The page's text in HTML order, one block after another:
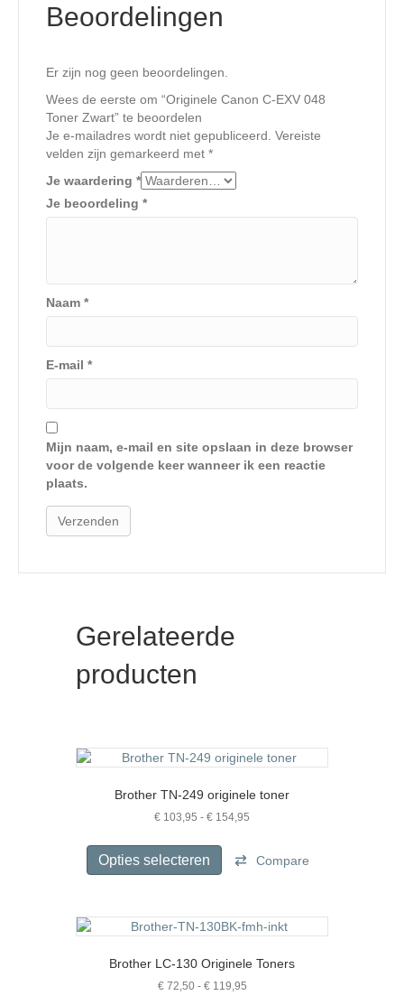
Beoordelingen
Er zijn nog geen beoordelingen.
Wees de eerste om “Originele Canon C-EXV 048
Toner Zwart” te beoordelen
Je e-mailadres wordt niet gepubliceerd. Vereiste
velden zijn gemarkeerd met *
Je waardering *
Je beoordeling *
Naam *
E-mail *
Mijn naam, e-mail en site opslaan in deze browser
voor de volgende keer wanneer ik een reactie
plaats.
Gerelateerde
producten
Brother TN-249 originele toner
€ 103,95 - € 154,95
€ 154,95
Opties selecteren
product
Deze
kan
gekozen
Compare
Brother LC-130 Originele Toners
€72,50 - €119,95Prijsklasse: